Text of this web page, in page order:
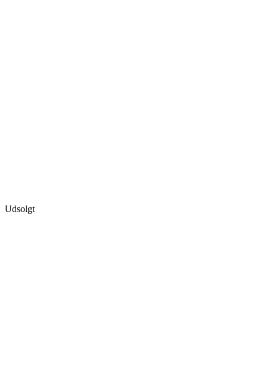
Udsolgt